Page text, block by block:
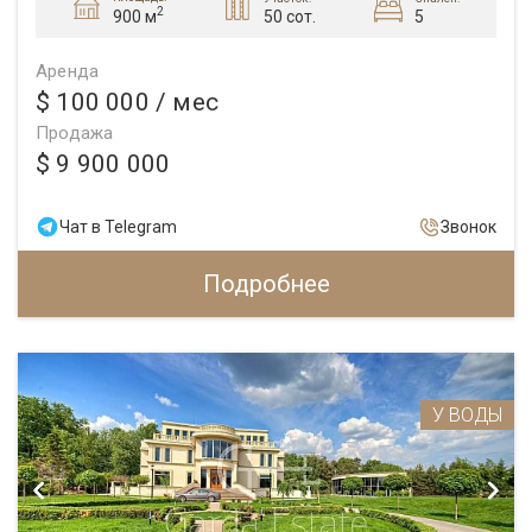
900 м2 50 сот. 5
Аренда
$ 100 000 / мес
Продажа
$ 9 900 000
Чат в Telegram Звонок
Подробнее
У ВОДЫ